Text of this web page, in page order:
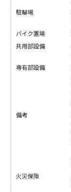
駐輪場
バイク置場
共用部設備
専有部設備
備考
火災保険